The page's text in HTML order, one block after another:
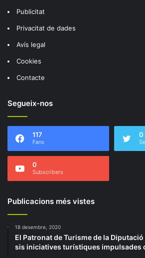
Publicitat
Privacitat de dades
Avís legal
Cookies
Contacte
Segueix-nos
117
Fans
0
0
Subscribers
Publicacions més vistes
18 desembre, 2020
El Patronat de Turisme de la
sis iniciatives turístiques impulsades